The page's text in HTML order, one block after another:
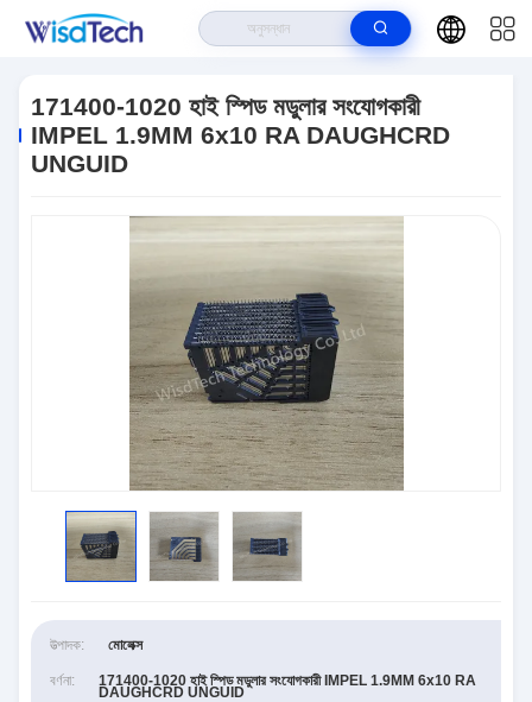
1.9MM 6x10 RA DAUGHCRD UNGUID
171400-1020 হাই স্পিড মডুলার সংযোগকারী
IMPEL 1.9MM 6x10 RA DAUGHCRD
UNGUID
উত্পাদক: মোলেক্স
বর্ণনা: 171400-1020 হাই স্পিড মডুলার সংযোগকারী IMPEL 1.9MM 6x10 RA
DAUGHCRD UNGUID